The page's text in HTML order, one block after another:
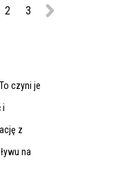
2 3
czyni je
i
z
na